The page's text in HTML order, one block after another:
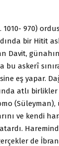
1010- 970)
bir Hitit
Davit,
bu askerî
eş yapar.
atlı birlikler
ve kendi
de